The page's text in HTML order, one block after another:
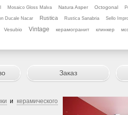
Mosaico Gloss Malva Natura Asper Octogonal
Ducale Nacar Rustica Rustica Sanabria Sello
Vesubio Vintage керамогранит клинкер
Заказ
икерамического